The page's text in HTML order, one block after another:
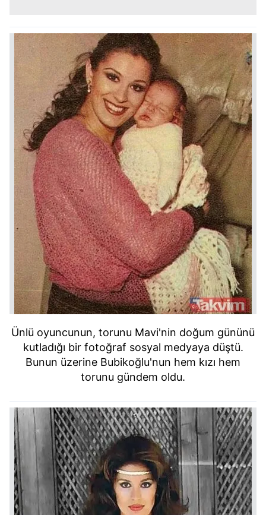
Ünlü oyuncunun, torunu Mavi'nin doğum gününü
kutladığı bir fotoğraf sosyal medyaya düştü.
Bunun üzerine Bubikoğlu'nun hem kızı hem
torunu gündem oldu.